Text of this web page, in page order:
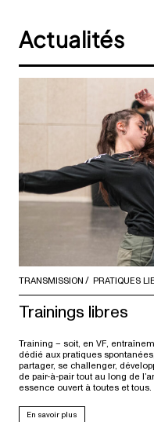
Actualités
TRANSMISSION PRATIQUES
Trainings libres
Training – soit, en VF,
dédié aux pratiques
partager, se challenger,
de pair-à-pair tout au long de
essence ouvert à toutes et tous.
En savoir plus